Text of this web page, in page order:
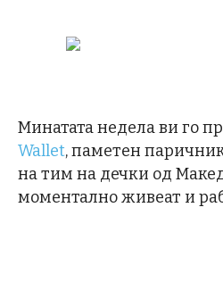
Минатата недела ви го
Wallet, паметен
на тим на дечки од
моментално живеат и